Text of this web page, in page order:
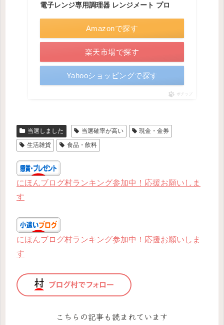
電子レンジ専用調理器 レンジメート プロ
Amazonで探す
楽天市場で探す
Yahooショッピングで探す
ポチップ
当選しました 当選確率が高い
現金・金券
生活雑貨
食品・飲料
にほんブログ村ランキング参加中！応援お願いしま
す
にほんブログ村ランキング参加中！応援お願いしま
す
こちらの記事も読まれています